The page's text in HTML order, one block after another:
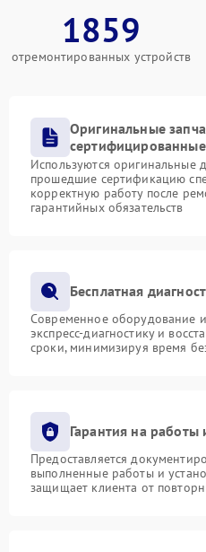
1859
отремонтированных устройств
Оригинальные
Используются оригинальные
прошедшие сертификацию
корректную работу после
гарантийных обязательств
Бесплатная
Современное оборудование
экспресс-диагностику и
сроки, минимизируя время
Гарантия на работы
Предоставляется
выполненные работы и
защищает клиента от